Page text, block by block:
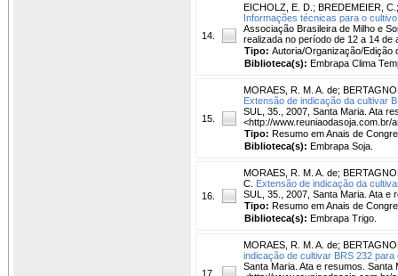
14.
EICHOLZ, E. D. ; BREDEMEIER, C.
Informações técnicas para o
Associação Brasileira de Milho e
realizada no período de 12 a 14 de
Tipo: Autoria/Organização/Edição
Biblioteca(s): Embrapa Clima
15.
MORAES, R. M. A. de;
Extensão de indicação da cultivar
SUL, 35., 2007, Santa Maria. Ata
<http://www.reuniaodasoja.com.br/
Tipo: Resumo em Anais de
Biblioteca(s): Embrapa Soja.
16.
MORAES, R. M. A. de;
C. Extensão de indicação da
SUL, 35., 2007, Santa Maria. Ata e
Tipo: Resumo em Anais de
Biblioteca(s): Embrapa Trigo.
17.
MORAES, R. M. A. de;
indicação de cultivar BRS 232
Santa Maria. Ata e resumos.